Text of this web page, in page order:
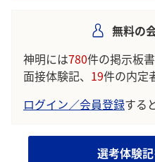
無料の
神明には780件の掲示板
面接体験記、 19件の内定
ログイン／会員登録する
選考体験